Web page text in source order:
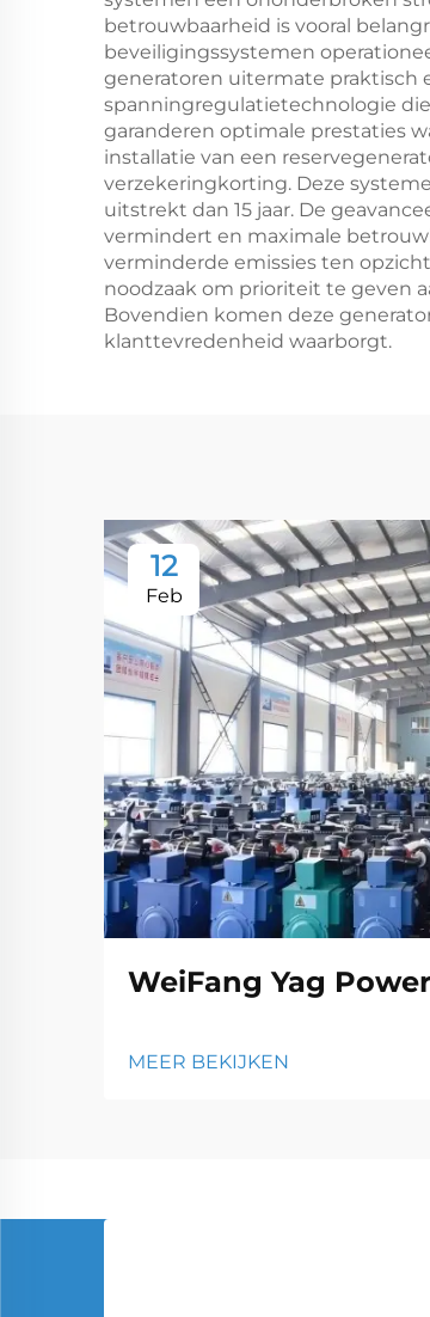
Aangesloten
Vermogen 380V
Aangesloten
Spanning Retour
betrouwbaarheid is vooral
beveiligingssystemen
generatoren uitermate praktisch
spanningregulatietechnologie
garanderen optimale prestaties
installatie van een
verzekeringkorting. Deze
uitstrekt dan 15 jaar. De
vermindert en maximale
verminderde emissies ten
noodzaak om prioriteit te geven
Bovendien komen deze
klanttevredenheid waarborgt.
12
Feb
WeiFang Yag
MEER BEKIJKEN